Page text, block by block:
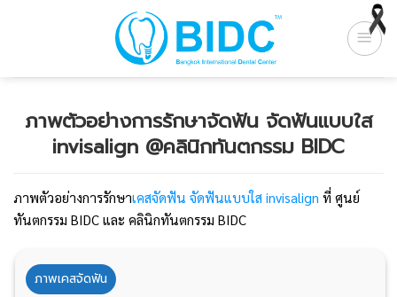
content
ภาพตัวอย่างการรักษาจัดฟัน จัดฟันแบบใส
invisalign @คลินิกทันตกรรม BIDC
ภาพตัวอย่างการรักษาเคสจัดฟัน จัดฟันแบบใส invisalign ที่ ศูนย์
ทันตกรรม BIDC และ คลินิกทันตกรรม BIDC
ภาพเคสจัดฟัน